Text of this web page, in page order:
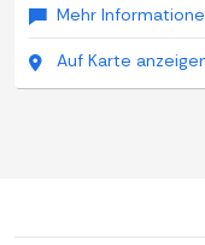
Mehr
Auf Karte